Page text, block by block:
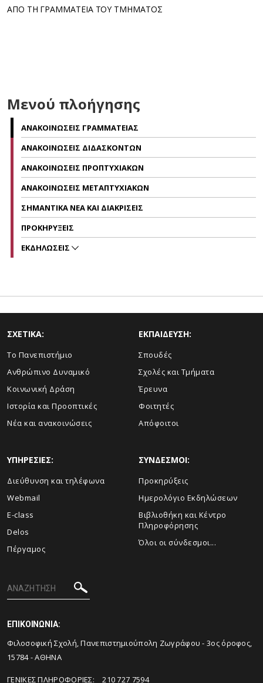
ΑΠΟ ΤΗ ΓΡΑΜΜΑΤΕΙΑ ΤΟΥ ΤΜΗΜΑΤΟΣ
Μενού πλοήγησης
ΑΝΑΚΟΙΝΩΣΕΙΣ ΓΡΑΜΜΑΤΕΙΑΣ
ΑΝΑΚΟΙΝΩΣΕΙΣ ΔΙΔΑΣΚΟΝΤΩΝ
ΑΝΑΚΟΙΝΩΣΕΙΣ ΠΡΟΠΤΥΧΙΑΚΩΝ
ΑΝΑΚΟΙΝΩΣΕΙΣ ΜΕΤΑΠΤΥΧΙΑΚΩΝ
ΣΗΜΑΝΤΙΚΑ ΝΕΑ ΚΑΙ ΔΙΑΚΡΙΣΕΙΣ
ΠΡΟΚΗΡΥΞΕΙΣ
ΕΚΔΗΛΩΣΕΙΣ
ΣΧΕΤΙΚΑ:
Το Πανεπιστήμιο
Ανθρώπινο Δυναμικό
Κοινωνική Δράση
Ιστορία και Προοπτικές
Νέα και ανακοινώσεις
ΕΚΠΑΙΔΕΥΣΗ:
Σπουδές
Σχολές και Τμήματα
Έρευνα
Φοιτητές
Απόφοιτοι
ΥΠΗΡΕΣΙΕΣ:
Διεύθυνση και τηλέφωνα
Webmail
E-class
Delos
Πέργαμος
ΣΥΝΔΕΣΜΟΙ:
Προκηρύξεις
Ημερολόγιο Εκδηλώσεων
Βιβλιοθήκη και Κέντρο
Πληροφόρησης
Όλοι οι σύνδεσμοι...
ΕΠΙΚΟΙΝΩΝΙΑ:
Φιλοσοφική Σχολή, Πανεπιστημιούπολη Ζωγράφου - 3ος όροφος,
15784 - ΑΘΗΝΑ
ΓΕΝΙΚΕΣ ΠΛΗΡΟΦΟΡΙΕΣ: 210 727 7594